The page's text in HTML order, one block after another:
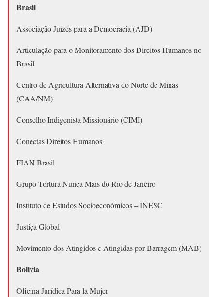
Brasil
Associação Juízes para a Democracia (AJD)
Articulação para o Monitoramento dos Direitos Humanos no
Brasil
Centro de Agricultura Alternativa do Norte de Minas
(CAA/NM)
Conselho Indigenista Missionário (CIMI)
Conectas Direitos Humanos
FIAN Brasil
Grupo Tortura Nunca Mais do Rio de Janeiro
Instituto de Estudos Socioeconómicos – INESC
Justiça Global
Movimento dos Atingidos e Atingidas por Barragem (MAB)
Bolivia
Oficina Jurídica Para la Mujer